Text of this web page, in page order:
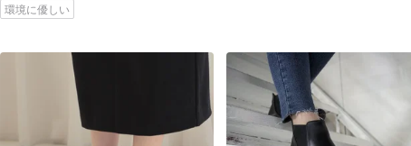
環境に優しい